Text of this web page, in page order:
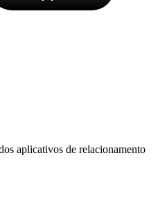
aplicativos de relacionamento